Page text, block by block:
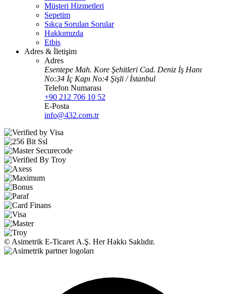
Müşteri Hizmetleri
Sepetim
Sıkça Sorulan Sorular
Hakkımızda
Etbis
Adres & İletişim
Adres
Esentepe Mah. Kore Şehitleri Cad. Deniz İş Hanı
No:34 İç Kapı No:4 Şişli / İstanbul
Telefon Numarası
+90 212 706 10 52
E-Posta
info@432.com.tr
© Asimetrik E‑Ticaret A.Ş. Her Hakkı Saklıdır.